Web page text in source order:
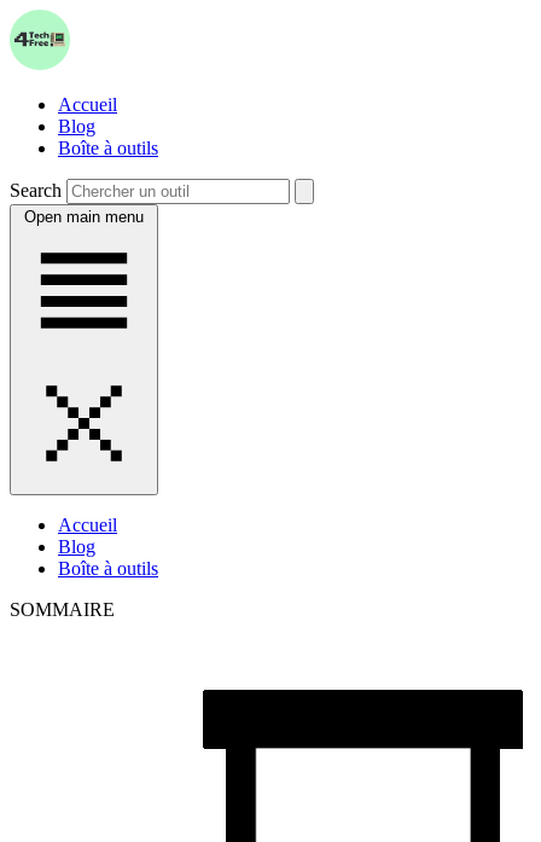
Accueil
Blog
Boîte à outils
Search
Open main menu
Accueil
Blog
Boîte à outils
SOMMAIRE